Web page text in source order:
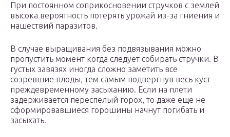
При постоянном соприкосновении стручков с землей
высока вероятность потерять урожай из-за гниения и
нашествий паразитов.
В случае выращивания без подвязывания можно
пропустить момент когда следует собирать стручки. В
густых завязях иногда сложно заметить все
созревшие плоды, тем самым подвергнув весь куст
преждевременному засыханию. Если на плети
задерживается переспелый горох, то даже еще не
сформировавшиеся горошины начнут погибать и
засыхать.